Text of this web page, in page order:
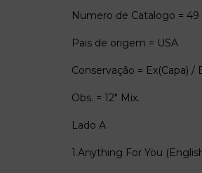
Numero de Catalogo = 49
Pais de origem = USA
Conservação = Ex(Capa) /
Obs. = 12" Mix.
Lado A
1.Anything For You